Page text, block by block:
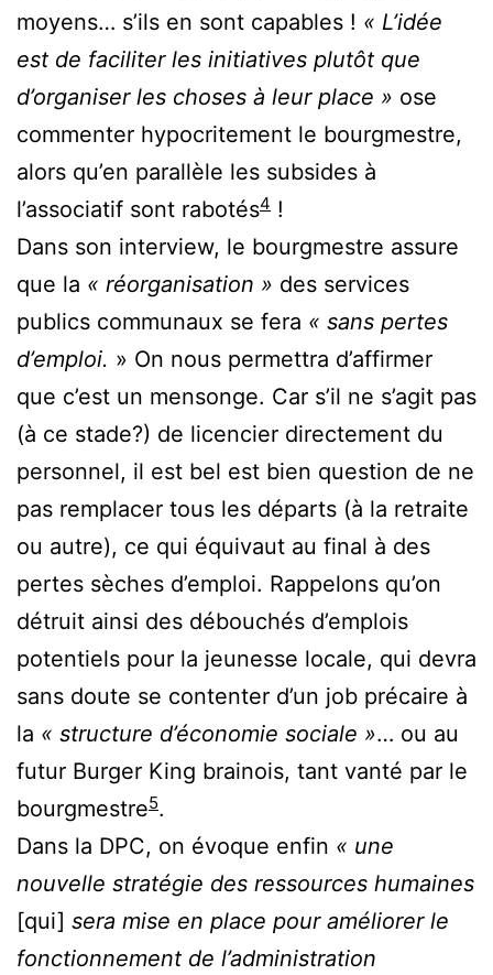
moyens… s’ils en sont capables ! « L’idée
est de faciliter les initiatives plutôt que
d’organiser les choses à leur place » ose
commenter hypocritement le bourgmestre,
alors qu’en parallèle les subsides à
l’associatif sont rabotés4 !
Dans son interview, le bourgmestre assure
que la « réorganisation » des services
publics communaux se fera « sans pertes
d’emploi. » On nous permettra d’affirmer
que c’est un mensonge. Car s’il ne s’agit pas
(à ce stade?) de licencier directement du
personnel, il est bel est bien question de ne
pas remplacer tous les départs (à la retraite
ou autre), ce qui équivaut au final à des
pertes sèches d’emploi. Rappelons qu’on
détruit ainsi des débouchés d’emplois
potentiels pour la jeunesse locale, qui devra
sans doute se contenter d’un job précaire à
la « structure d’économie sociale »… ou au
futur Burger King brainois, tant vanté par le
bourgmestre5.
Dans la DPC, on évoque enfin « une
nouvelle stratégie des ressources humaines
[qui] sera mise en place pour améliorer le
fonctionnement de l’administration